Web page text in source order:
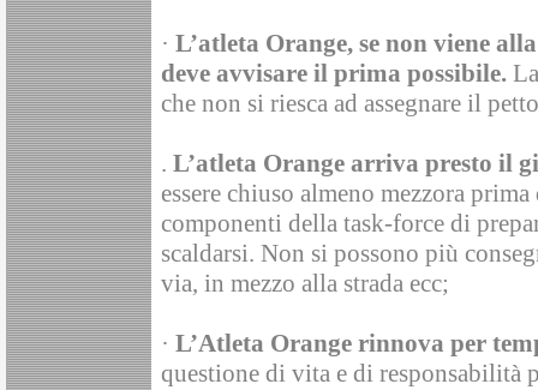
· L’atleta Orange, se non viene
deve avvisare il prima possibile.
che non si riesca ad assegnare il
. L’atleta Orange arriva presto il
essere chiuso almeno mezzora
componenti della task-force di
scaldarsi. Non si possono più
via, in mezzo alla strada ecc;
· L’Atleta Orange rinnova per
questione di vita e di responsabilità